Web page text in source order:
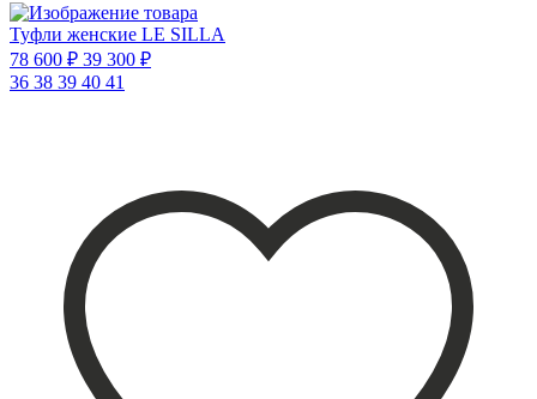
Туфли женские LE SILLA
78 600 ₽ 39 300 ₽
36 38 39 40 41